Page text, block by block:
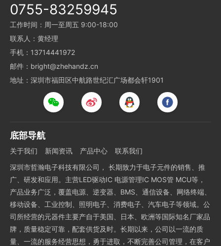
0755-83259945
工作时间：周一至周五 9:00-18:00
联系人：黄经理
手机：13714441972
邮件：bright@zhehandz.cn
地址：深圳市福田区中航路世纪汇广场都会轩1901
底部导航
关于我们 新闻资讯 产品中心
联系我们
深圳市哲瀚电子科技有限公司， 长期致力于电子元件的销售、推
广、研发和应用。主营LED驱动IC 电源管理IC MOS管 MCU等，
产品业务广泛，覆盖电源、逆变器、BMS、通信设备、网络终端、
移动设备、工业控制、照明电子、消费电子、汽车电子等领域。公
司所经营的元器件主要产自于美国、日本、欧洲等国际知名厂家品
牌，质量稳定可靠，配套供货及时。长期以来，公司以一流的质
量、一流的服务经营思想，勇于进取，不断完善公司管理，在客户